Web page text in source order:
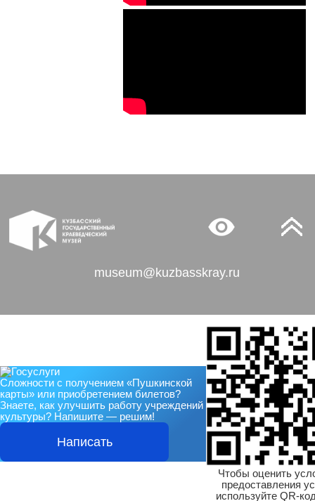
museum@kuzbasskray.ru
Сложности с получением «Пушкинской
карты» или приобретением билетов?
Знаете, как улучшить работу учреждений
культуры? Напишите — решим!
Написать
Чтобы оценить
предоставления
используйте QR-